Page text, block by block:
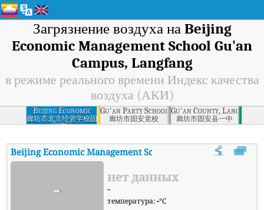
Загрязнение воздуха на Beijing
Economic Management School Gu'an
Campus, Langfang
в режиме реального времени Индекс качества
воздуха (АКИ)
Beijing Economic
Management
School Gu'an
廊坊市北京经管学校固
安校区
Gu'an Party School, Langfang
廊坊市固安党校
Gu'an County, Langfang
廊坊市固安县一中
Beijing Economic Management School Gu'an Campus,
- нет данных
-
температура:-°C